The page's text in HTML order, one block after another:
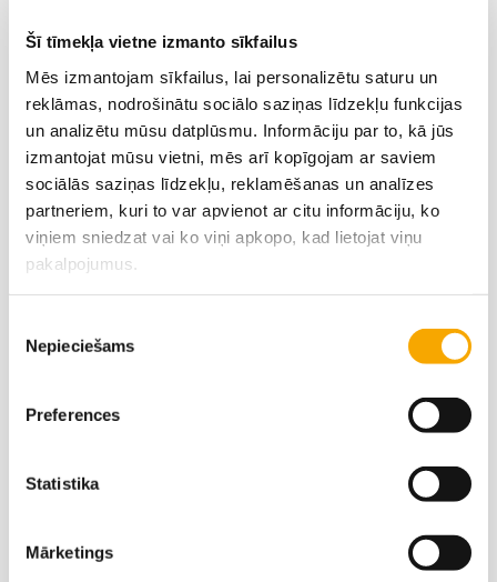
Šī tīmekļa vietne izmanto sīkfailus
Mēs izmantojam sīkfailus, lai personalizētu saturu un
reklāmas, nodrošinātu sociālo saziņas līdzekļu funkcijas
un analizētu mūsu datplūsmu. Informāciju par to, kā jūs
izmantojat mūsu vietni, mēs arī kopīgojam ar saviem
sociālās saziņas līdzekļu, reklamēšanas un analīzes
partneriem, kuri to var apvienot ar citu informāciju, ko
viņiem sniedzat vai ko viņi apkopo, kad lietojat viņu
pakalpojumus.
izvēle
Nepieciešams
Preferences
Statistika
Mārketings
ROLLWET